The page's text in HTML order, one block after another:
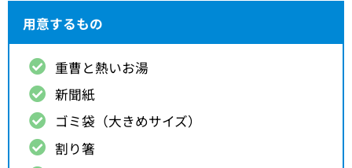
用意するもの
重曹と熱いお湯
新聞紙
ゴミ袋（大きめサイズ）
割り箸